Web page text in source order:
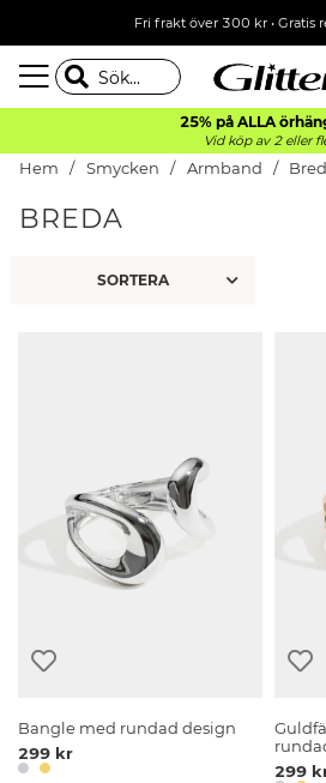
Fri frakt över 300 kr• Gratis
25% på ALLA
Vid köp av 2 eller
Hem Smycken Armband
BREDA
Bangle med rundad design
299 kr
299